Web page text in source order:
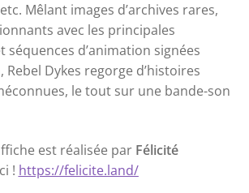
Mêlant images d’archives rares,
avec les principales
séquences d’animation signées
Rebel Dykes regorge d’histoires
le tout sur une bande-son
est réalisée par Félicité
! https://felicite.land/